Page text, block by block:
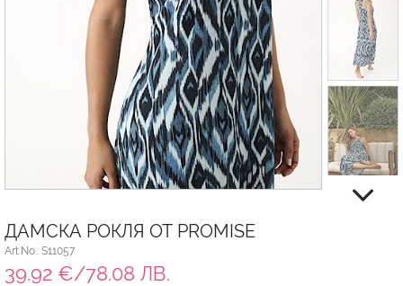
ДАМСКА РОКЛЯ ОТ PROMISE
Art.No.: S11057
39.92 €/78.08 ЛВ.